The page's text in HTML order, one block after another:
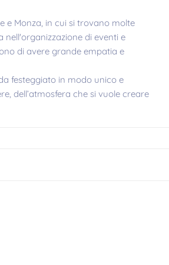
e Monza, in cui si trovano molte
nell'organizzazione di eventi e
di avere grande empatia e
festeggiato in modo unico e
dell’atmosfera che si vuole creare